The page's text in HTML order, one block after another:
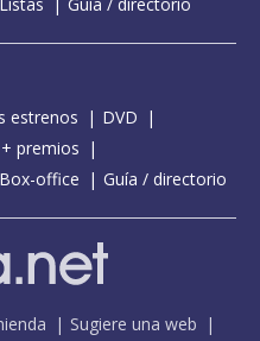
Listas Guía / directorio
estrenos
DVD
premios
Box-office Guía / directorio
Sugiere una web